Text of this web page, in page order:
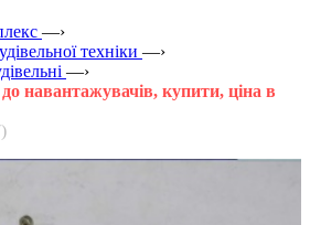
—›
техніки —›
—›
навантажувачів, купити, ціна в